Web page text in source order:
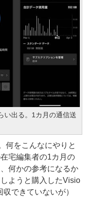
い出る。1カ月の通信送
何をこんなにやりと
宅編集者の1カ月の
何かの参考になるか
ようと購入したVisio
できていないが）